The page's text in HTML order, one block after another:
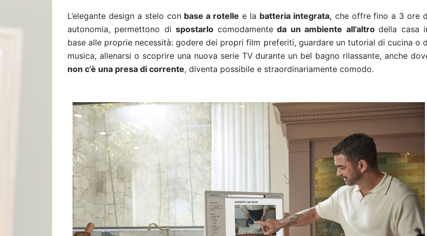
L’elegante design a stelo con base a rotelle e la batteria integrata, che offre fino a 3 ore
autonomia, permettono dispostarlo comodamenteda un ambiente all’altrodella casa
base alle proprie necessità: godere dei propri film preferiti, guardare un tutorial di cucina o
musica, allenarsi o scoprire una nuova serie TV durante un bel bagno rilassante, anche
non c’è una presa di corrente, diventa possibile e straordinariamente comodo.